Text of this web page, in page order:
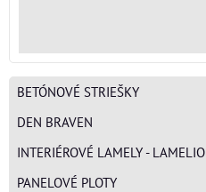
BETÓNOVÉ STRIEŠKY
DEN BRAVEN
INTERIÉROVÉ LAMELY - LAMELIO
PANELOVÉ PLOTY